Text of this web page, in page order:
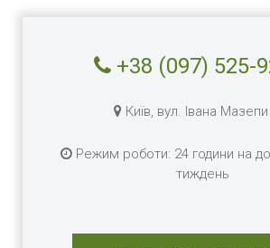
+38 (097) 525-
Київ, вул. Івана
Режим роботи: 24 години на
тиждень